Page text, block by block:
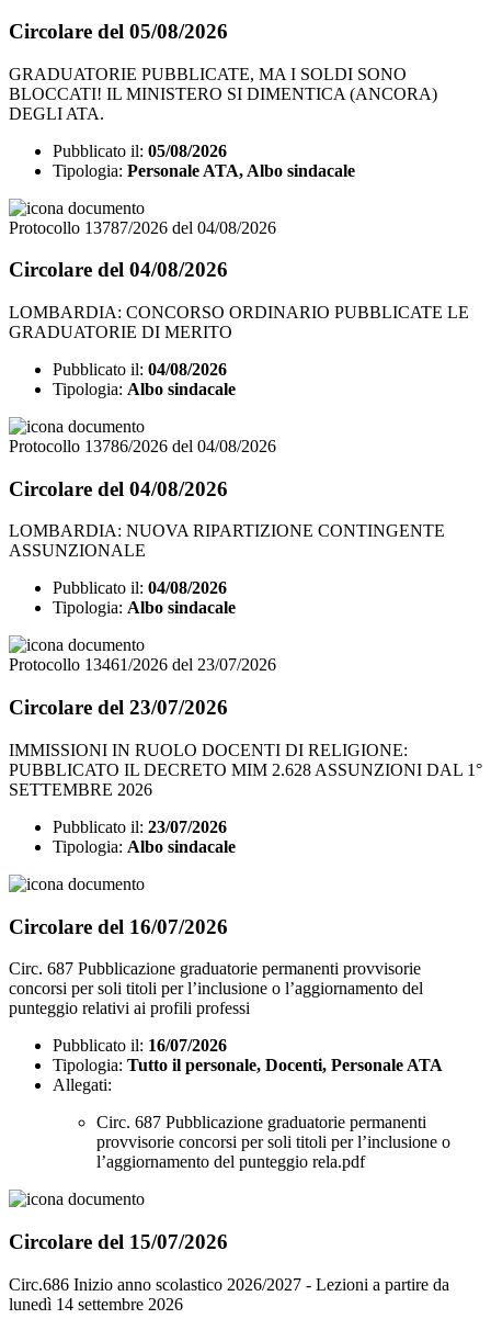
Circolare del 05/08/2026
GRADUATORIE PUBBLICATE, MA I SOLDI SONO
BLOCCATI! IL MINISTERO SI DIMENTICA (ANCORA)
DEGLI ATA.
Pubblicato il: 05/08/2026
Tipologia: Personale ATA, Albo sindacale
Protocollo 13787/2026 del 04/08/2026
Circolare del 04/08/2026
LOMBARDIA: CONCORSO ORDINARIO PUBBLICATE LE
GRADUATORIE DI MERITO
Pubblicato il: 04/08/2026
Tipologia: Albo sindacale
Protocollo 13786/2026 del 04/08/2026
Circolare del 04/08/2026
LOMBARDIA: NUOVA RIPARTIZIONE CONTINGENTE
ASSUNZIONALE
Pubblicato il: 04/08/2026
Tipologia: Albo sindacale
Protocollo 13461/2026 del 23/07/2026
Circolare del 23/07/2026
IMMISSIONI IN RUOLO DOCENTI DI RELIGIONE:
PUBBLICATO IL DECRETO MIM 2.628 ASSUNZIONI DAL 1°
SETTEMBRE 2026
Pubblicato il: 23/07/2026
Tipologia: Albo sindacale
Circolare del 16/07/2026
Circ. 687 Pubblicazione graduatorie permanenti provvisorie
concorsi per soli titoli per l’inclusione o l’aggiornamento del
punteggio relativi ai profili professi
Pubblicato il: 16/07/2026
Tipologia: Tutto il personale, Docenti, Personale ATA
Allegati:
Circ. 687 Pubblicazione graduatorie permanenti
provvisorie concorsi per soli titoli per l’inclusione o
l’aggiornamento del punteggio rela.pdf
Circolare del 15/07/2026
Circ.686 Inizio anno scolastico 2026/2027 - Lezioni a partire da
lunedì 14 settembre 2026